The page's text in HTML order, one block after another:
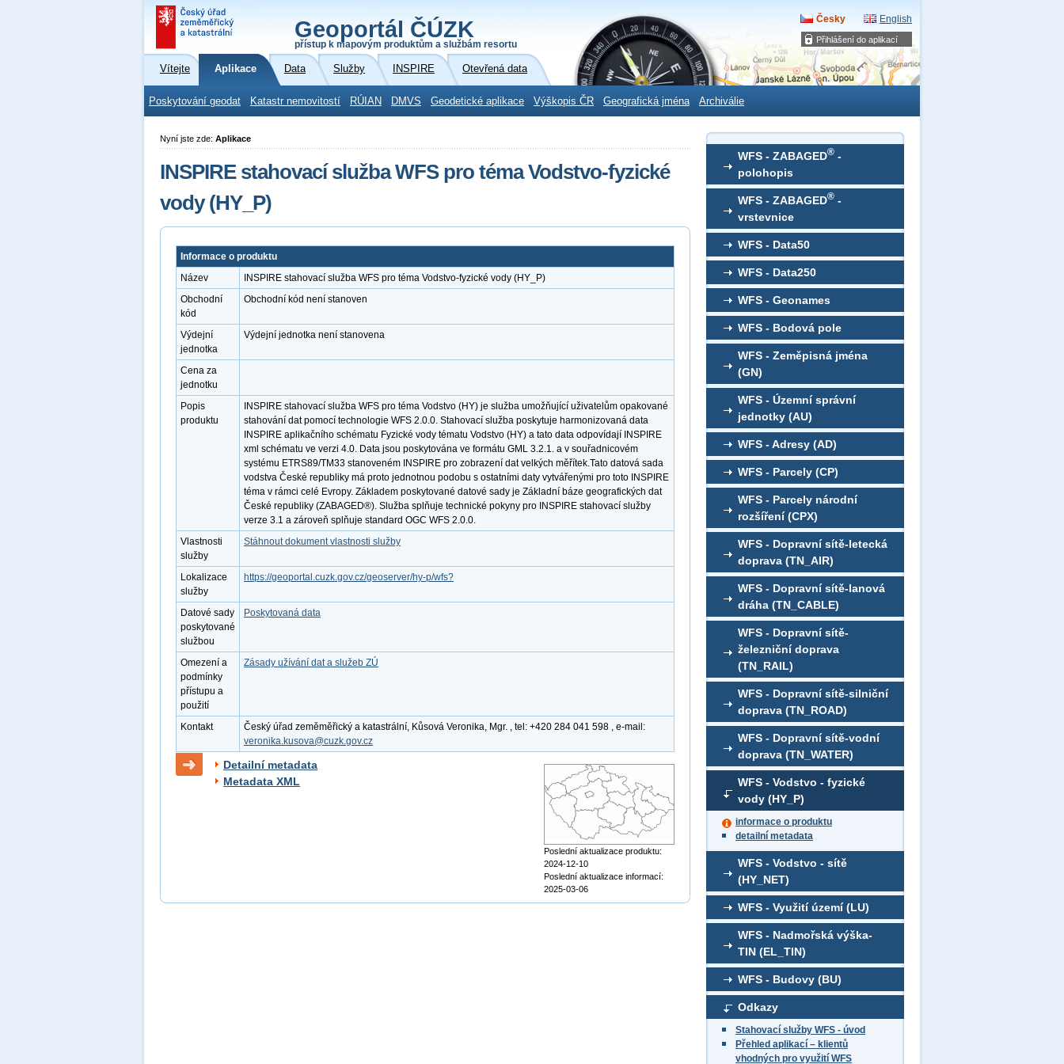
Přihlášení do aplikací
Geoportál ČÚZK
přístup k mapovým produktům a službám resortu
Česky English
Vítejte Aplikace Data Služby INSPIRE Otevřená data
Poskytování geodat Katastr nemovitostí RÚIAN DMVS Geodetické aplikace Výškopis ČR Geografická jména Archiválie
WFS - ZABAGED® -
polohopis
WFS - ZABAGED® -
vrstevnice
WFS - Data50
WFS - Data250
WFS - Geonames
WFS - Bodová pole
WFS - Zeměpisná jména
(GN)
WFS - Územní správní
jednotky (AU)
WFS - Adresy (AD)
WFS - Parcely (CP)
WFS - Parcely národní
rozšíření (CPX)
WFS - Dopravní sítě-letecká
doprava (TN_AIR)
WFS - Dopravní sítě-lanová
dráha (TN_CABLE)
WFS - Dopravní sítě-
železniční doprava
(TN_RAIL)
WFS - Dopravní sítě-silniční
doprava (TN_ROAD)
WFS - Dopravní sítě-vodní
doprava (TN_WATER)
WFS - Vodstvo - fyzické
vody (HY_P)
informace o produktu
detailní metadata
WFS - Vodstvo - sítě
(HY_NET)
WFS - Využití území (LU)
WFS - Nadmořská výška-
TIN (EL_TIN)
WFS - Budovy (BU)
Odkazy
Stahovací služby WFS - úvod
Přehled aplikací – klientů
vhodných pro využití WFS
Nyní jste zde: Aplikace
INSPIRE stahovací služba WFS pro téma Vodstvo-fyzické
vody (HY_P)
Informace o produktu
Název
INSPIRE stahovací služba WFS pro téma Vodstvo-fyzické vody (HY_P)
Obchodní
kód
Obchodní kód není stanoven
Výdejní
jednotka
Výdejní jednotka není stanovena
Cena za
jednotku
Popis
produktu
INSPIRE stahovací služba WFS pro téma Vodstvo (HY) je služba umožňující uživatelům opakované
stahování dat pomocí technologie WFS 2.0.0. Stahovací služba poskytuje harmonizovaná data
INSPIRE aplikačního schématu Fyzické vody tématu Vodstvo (HY) a tato data odpovídají INSPIRE
xml schématu ve verzi 4.0. Data jsou poskytována ve formátu GML 3.2.1. a v souřadnicovém
systému ETRS89/TM33 stanoveném INSPIRE pro zobrazení dat velkých měřítek.Tato datová sada
vodstva České republiky má proto jednotnou podobu s ostatními daty vytvářenými pro toto INSPIRE
téma v rámci celé Evropy. Základem poskytované datové sady je Základní báze geografických dat
České republiky (ZABAGED®). Služba splňuje technické pokyny pro INSPIRE stahovací služby
verze 3.1 a zároveň splňuje standard OGC WFS 2.0.0.
Vlastnosti
služby
Stáhnout dokument vlastnosti služby
Lokalizace
služby
https://geoportal.cuzk.gov.cz/geoserver/hy-p/wfs?
Datové sady
poskytované
službou
Poskytovaná data
Omezení a
podmínky
přístupu a
použití
Zásady užívání dat a služeb ZÚ
Kontakt
Český úřad zeměměřický a katastrální, Kůsová Veronika, Mgr. , tel: +420 284 041 598 , e-mail:
veronika.kusova@cuzk.gov.cz
Detailní metadata
Metadata XML
Poslední aktualizace produktu:
2024-12-10
Poslední aktualizace informací:
2025-03-06